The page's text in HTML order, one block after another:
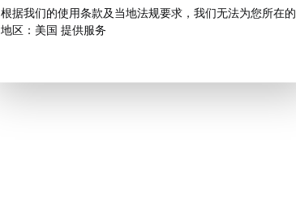
根据我们的使用条款及当地法规要求，我们无法为您所在的
地区：美国 提供服务